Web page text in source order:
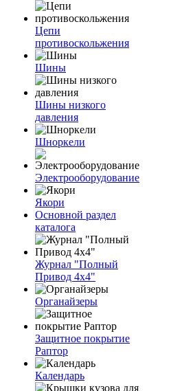
Цепи
противоскольжения
Шины
Шины низкого
давления
Шноркели
Электрооборудование
Якори
Основной раздел
каталога
Журнал "Полный
Привод 4х4"
Органайзеры
Защитное покрытие
Раптор
Календарь